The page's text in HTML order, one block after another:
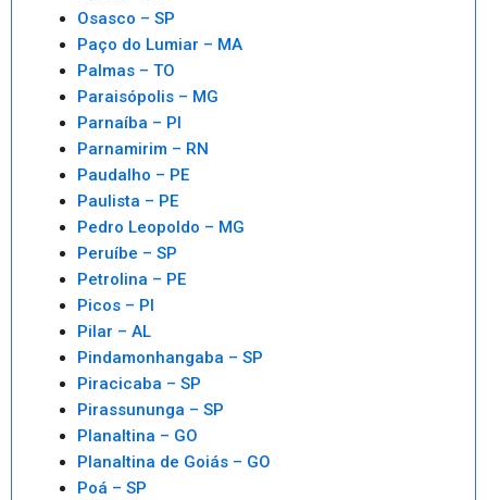
Osasco – SP
Paço do Lumiar – MA
Palmas – TO
Paraisópolis – MG
Parnaíba – PI
Parnamirim – RN
Paudalho – PE
Paulista – PE
Pedro Leopoldo – MG
Peruíbe – SP
Petrolina – PE
Picos – PI
Pilar – AL
Pindamonhangaba – SP
Piracicaba – SP
Pirassununga – SP
Planaltina – GO
Planaltina de Goiás – GO
Poá – SP